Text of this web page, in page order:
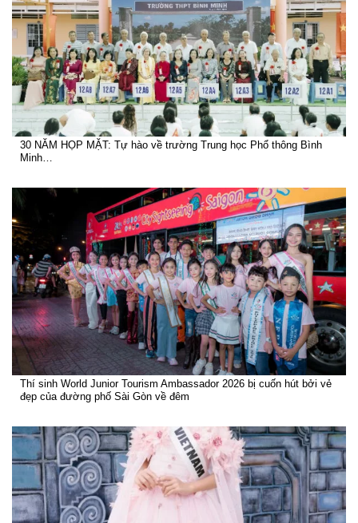
30 NĂM HỌP MẶT: Tự hào về trường Trung học Phổ thông Bình
Minh…
Thí sinh World Junior Tourism Ambassador 2026 bị cuốn hút bởi vẻ
đẹp của đường phố Sài Gòn về đêm